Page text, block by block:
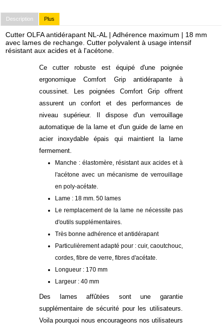
Description Plus
Cutter OLFA antidérapant NL-AL | Adhérence maximum | 18 mm
avec lames de rechange. Cutter polyvalent à usage intensif
résistant aux acides et à l'acétone.
Ce cutter robuste est équipé d'une poignée
ergonomique Comfort Grip antidérapante à
coussinet. Les poignées Comfort Grip offrent
assurent un confort et des performances de
niveau supérieur. Il dispose d'un verrouillage
automatique de la lame et d'un guide de lame en
acier inoxydable épais qui maintient la lame
fermement.
Manche : élastomère, résistant aux acides et à
l'acétone avec un mécanisme de verrouillage
en poly-acétate.
Lame : 18 mm. 50 lames
Le remplacement de la lame ne nécessite pas
d'outils supplémentaires.
Très bonne adhérence et antidérapant
Particulièrement adapté pour : cuir, caoutchouc,
cordes, fibre de verre, fibres d'acétate.
Longueur : 170 mm
Largeur : 40 mm
Des lames affûtées sont une garantie
supplémentaire de sécurité pour les utilisateurs.
Voila pourquoi nous encourageons nos utilisateurs